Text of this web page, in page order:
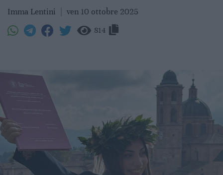
Imma Lentini ven 10 ottobre 2025
814